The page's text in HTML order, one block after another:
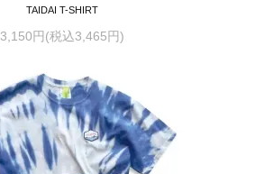
TAIDAI T-SHIRT
3,150円(税込3,465円)